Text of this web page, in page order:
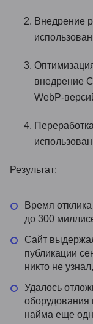
Внедрение
внедрение
WebP-
Результат:
Время
до 300
Сайт
публикации
никто не
Удалось
оборудования
найма еще